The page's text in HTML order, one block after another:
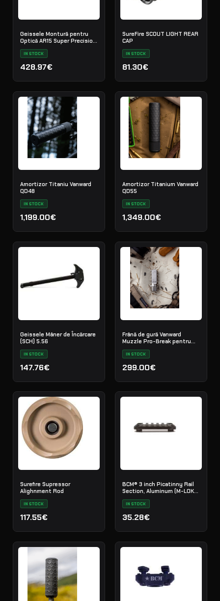
Geissele Montură pentru
Optică AR15 Super Precision
34mm Extended
IN STOCK
428.97€
SureFire SCOUT LIGHT REAR
CAP
IN STOCK
81.30€
Amortizor Titaniu Vanward
QD48
IN STOCK
1,199.00€
Amortizor Titanium Vanward
QD55
IN STOCK
1,349.00€
Geissele Mâner de Încărcare
(SCH) 5.56
IN STOCK
147.76€
Frână de gură Vanward
Muzzle Pro-Break pentru
IN STOCK
299.00€
Surefire Supressor
Alighnment Rod
IN STOCK
117.55€
BCM® 3 inch Picatinny Rail
Section, Aluminum (M-LOK®
Compatible*)
IN STOCK
35.28€